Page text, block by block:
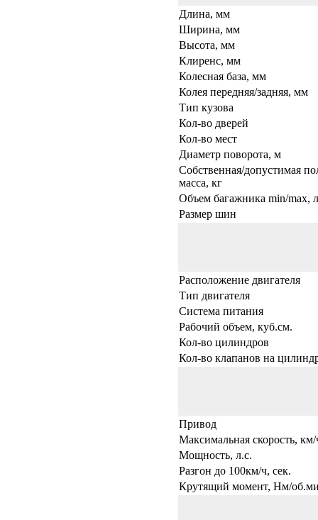
Длина, мм
Ширина, мм
Высота, мм
Клиренс, мм
Колесная база, мм
Колея передняя/задняя, мм
Тип кузова
Кол-во дверей
Кол-во мест
Диаметр поворота, м
Собственная/допустимая
масса, кг
Объем багажника min/max,
Размер шин
Расположение двигателя
Тип двигателя
Система питания
Рабочий объем, куб.см.
Кол-во цилиндров
Кол-во клапанов на
Привод
Максимальная скорость, км/
Мощность, л.с.
Разгон до 100км/ч, сек.
Крутящий момент, Нм/